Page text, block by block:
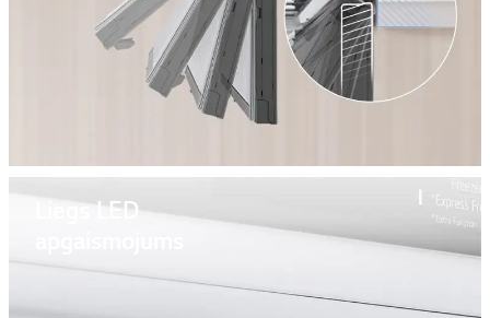
Liegs LED